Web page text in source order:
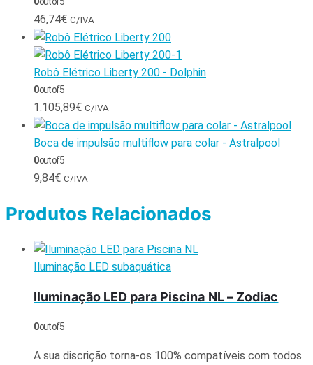
46,74€ C/IVA
Robô Elétrico Liberty 200 - Dolphin
0out of 5
1.105,89€ C/IVA
Boca de impulsão multiflow para colar - Astralpool
0out of 5
9,84€ C/IVA
Produtos Relacionados
Iluminação LED subaquática
Iluminação LED para Piscina NL – Zodiac
0out of 5
A sua discrição torna-os 100% compatíveis com todos